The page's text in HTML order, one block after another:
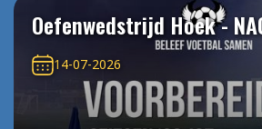
Oefenwedstrijd Hoek -
14-07-2026